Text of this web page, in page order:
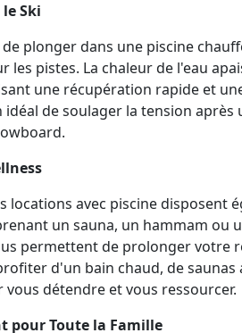
Ski
de plonger dans une piscine
les pistes. La chaleur de l'eau
une récupération rapide et
idéal de soulager la tension
locations avec piscine disposent
un sauna, un hammam ou
permettent de prolonger votre
d'un bain chaud, de saunas
détendre et vous ressourcer.
pour Toute la Famille